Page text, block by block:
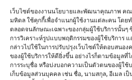
เว็บไซต์ของงานนโยบายและพัฒนาคุณภาพ ค
มหิดล ใช้คุกกี้เพื่อจำแนกผู้ใช้งานแต่ละคน โดย
ตลอดจนลักษณะเฉพาะของกลุ่มผู้ใช้บริการนั้นๆ
การวิเคราะห์รูปแบบพฤติกรรมของผู้ใช้บริการ
กล่าวไปใช้ในการปรับปรุงเว็บไซต์ให้ตอบสนอง
ของผู้ใช้บริการให้ดียิ่งขึ้น อย่างไรก็ตามข้อมูลที่
การระบุชื่อ หรือบ่งบอกความเป็นตัวตนของผู้ใช้
เก็บข้อมูลส่วนบุคคล เช่น ชื่อ, นามสกุล, อีเมล เ